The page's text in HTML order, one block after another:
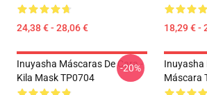
24,38 € - 28,06 € 18,29 € -
Inuyasha Máscaras De Cara -
Kila Mask TP0704
-20%
Inuyasha
Máscara